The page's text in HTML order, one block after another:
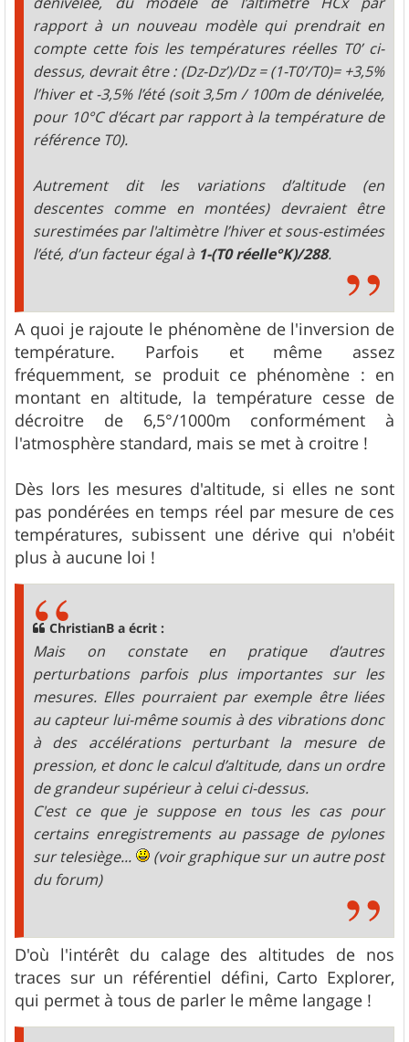
rapport à un nouveau modèle qui prendrait en
compte cette fois les températures réelles T0’ ci-
dessus, devrait être : (Dz-Dz’)/Dz = (1-T0’/T0)= +3,5%
l’hiver et -3,5% l’été (soit 3,5m / 100m de dénivelée,
pour 10°C d’écart par rapport à la température de
référence T0).
Autrement dit les variations d’altitude (en
descentes comme en montées) devraient être
surestimées par l'altimètre l’hiver et sous-estimées
l’été, d’un facteur égal à 1-(T0 réelle°K)/288.
A quoi je rajoute le phénomène de l'inversion de
température. Parfois et même assez
fréquemment, se produit ce phénomène : en
montant en altitude, la température cesse de
décroitre de 6,5°/1000m conformément à
l'atmosphère standard, mais se met à croitre !
Dès lors les mesures d'altitude, si elles ne sont
pas pondérées en temps réel par mesure de ces
températures, subissent une dérive qui n'obéit
plus à aucune loi !
ChristianB a écrit :
Mais on constate en pratique d’autres
perturbations parfois plus importantes sur les
mesures. Elles pourraient par exemple être liées
au capteur lui-même soumis à des vibrations donc
à des accélérations perturbant la mesure de
pression, et donc le calcul d’altitude, dans un ordre
de grandeur supérieur à celui ci-dessus.
C'est ce que je suppose en tous les cas pour
certains enregistrements au passage de pylones
sur telesiège...
(voir graphique sur un autre post
du forum)
D'où l'intérêt du calage des altitudes de nos
traces sur un référentiel défini, Carto Explorer,
qui permet à tous de parler le même langage !